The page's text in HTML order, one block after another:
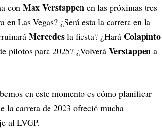
con Max Verstappen en las próximas tres
en Las Vegas? ¿Será esta la carrera en la
Mercedes la fiesta? ¿Hará Colapinto
pilotos para 2025? ¿Volverá Verstappen a
en este momento es cómo planificar
la carrera de 2023 ofreció mucha
al LVGP.